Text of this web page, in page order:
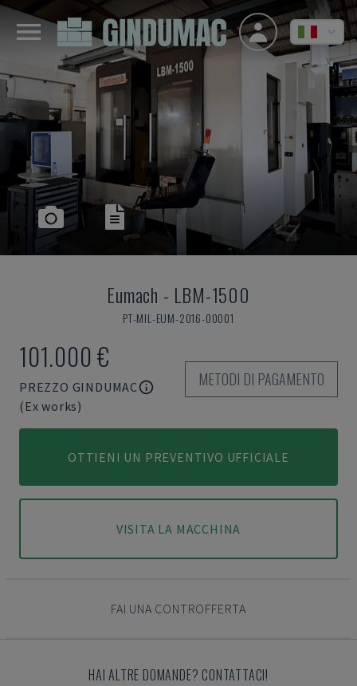
Eumach - LBM-1500
PT-MIL-EUM-2016-00001
101.000 €
PREZZO GINDUMAC
(Ex works)
METODI DI PAGAMENTO
OTTIENI UN PREVENTIVO UFFICIALE
VISITA LA MACCHINA
FAI UNA CONTROFFERTA
HAI ALTRE DOMANDE? CONTATTACI!